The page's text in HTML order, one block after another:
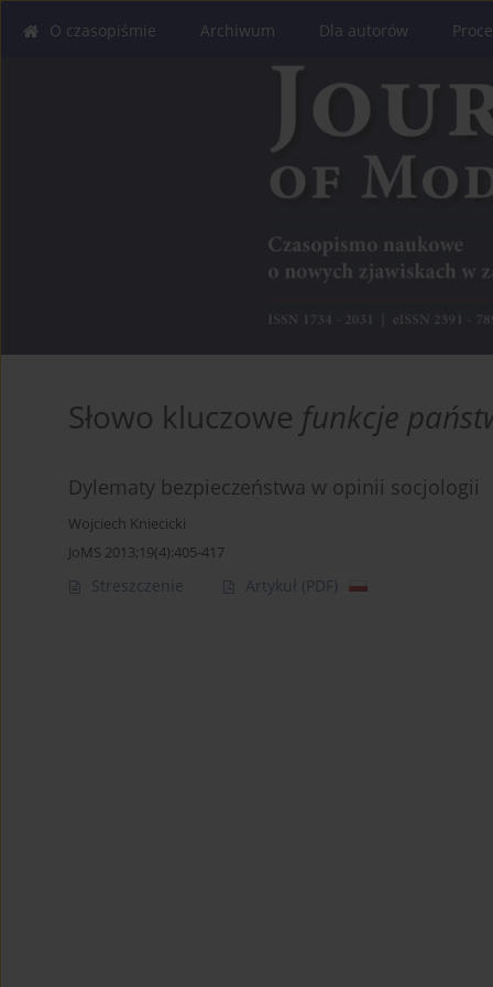
O czasopiśmie Archiwum Dla autorów
Słowo kluczowe funkcje
Dylematy bezpieczeństwa w opinii socjologii
Wojciech Kniecicki
JoMS 2013;19(4):405-417
Streszczenie Artykuł (PDF)